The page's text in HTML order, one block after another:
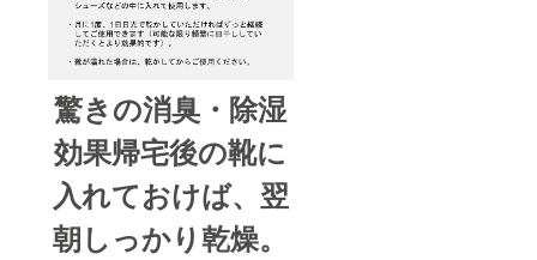
驚きの消臭・除湿
効果帰宅後の靴に
入れておけば、翌
朝しっかり乾燥。